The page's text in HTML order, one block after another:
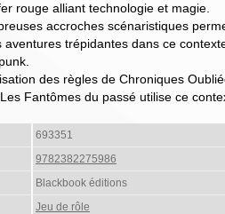
rouge alliant technologie et magie.
accroches scénaristiques
aventures trépidantes dans ce
des règles de Chroniques
Fantômes du passé utilise ce
693351
9782382275986
Blackbook éditions
Jeu de rôle